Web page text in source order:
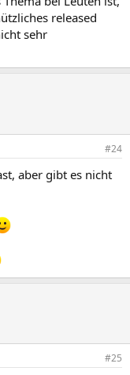
released
sehr
#24
aber gibt es nicht
#25